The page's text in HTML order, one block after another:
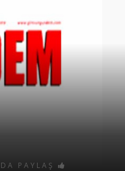
GÖZLERİM DOLDU
PAYLAŞ